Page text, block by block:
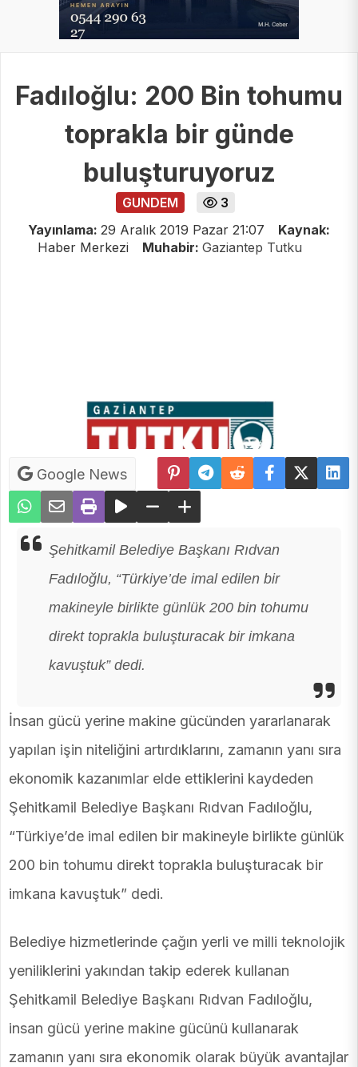
Fadıloğlu: 200 Bin tohumu
toprakla bir günde
buluşturuyoruz
GUNDEM
3
Yayınlama: 29 Aralık 2019 Pazar 21:07
Kaynak:
Haber Merkezi
Muhabir: Gaziantep Tutku
Google News
Şehitkamil Belediye Başkanı Rıdvan
Fadıloğlu, “Türkiye’de imal edilen bir
makineyle birlikte günlük 200 bin tohumu
direkt toprakla buluşturacak bir imkana
kavuştuk” dedi.
İnsan gücü yerine makine gücünden yararlanarak
yapılan işin niteliğini artırdıklarını, zamanın yanı sıra
ekonomik kazanımlar elde ettiklerini kaydeden
Şehitkamil Belediye Başkanı Rıdvan Fadıloğlu,
“Türkiye’de imal edilen bir makineyle birlikte günlük
200 bin tohumu direkt toprakla buluşturacak bir
imkana kavuştuk” dedi.
Belediye hizmetlerinde çağın yerli ve milli teknolojik
yeniliklerini yakından takip ederek kullanan
Şehitkamil Belediye Başkanı Rıdvan Fadıloğlu,
insan gücü yerine makine gücünü kullanarak
zamanın yanı sıra ekonomik olarak büyük avantajlar